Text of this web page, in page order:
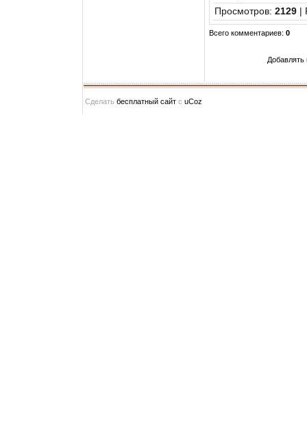
Просмотров: 2129 |
Всего комментариев: 0
Добавлять
Сделать бесплатный сайт с uCoz